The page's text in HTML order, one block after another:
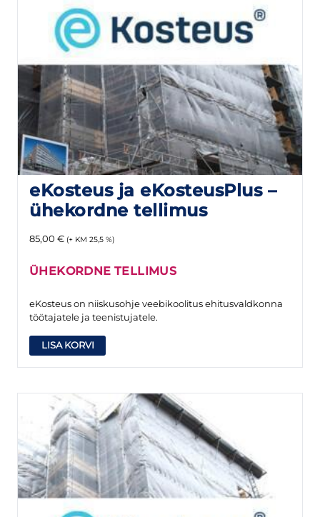
eKosteus ja eKosteusPlus –
ühekordne tellimus
85,00 € (+ KM 25,5 %)
ÜHEKORDNE TELLIMUS
eKosteus on niiskusohje veebikoolitus ehitusvaldkonna
töötajatele ja teenistujatele.
LISA KORVI